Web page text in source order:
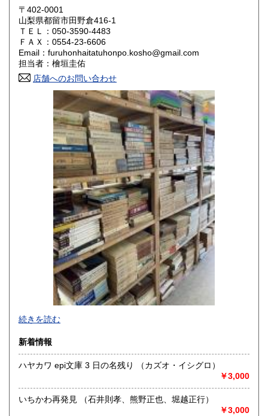
岡山県
山口県 800円
香川県 800円 愛媛県
高知県 800円
800円 長崎県
800円 大分県
800円 鹿児島県
1,500円
〒402-0001
山梨県都留市田野倉416-1
ＴＥＬ：050-3590-4483
ＦＡＸ：0554-23-6606
Email：furuhonhaitatuhonpo.kosho@gmail.com
担当者：檜垣圭佑
店舗へのお問い合わせ
-
沿線名：-
最寄駅：-
営業時間：-
定休日：-
書籍の買取について
続きを読む
新着情報
ハヤカワ epi文庫 3 日の名残り （カズオ・イシグロ）
￥3,000
いちかわ再発見 （石井則孝、熊野正也、堀越正行）
￥3,000